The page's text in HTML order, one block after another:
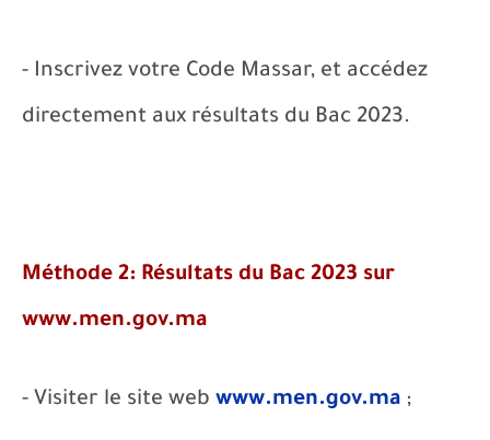
- Inscrivez votre Code Massar, et accédez
directement aux résultats du Bac 2023.
Méthode 2: Résultats du Bac 2023 sur
www.men.gov.ma
- Visiter le site web www.men.gov.ma ;